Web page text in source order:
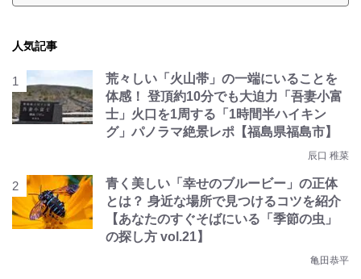
人気記事
荒々しい「火山帯」の一端にいることを
体感！ 登頂約10分でも大迫力「吾妻小富
士」火口を1周する「1時間半ハイキン
グ」パノラマ絶景レポ【福島県福島市】
辰口 稚菜
青く美しい「幸せのブルービー」の正体
とは？ 身近な場所で見つけるコツを紹介
【あなたのすぐそばにいる「季節の虫」
の探し方 vol.21】
亀田恭平